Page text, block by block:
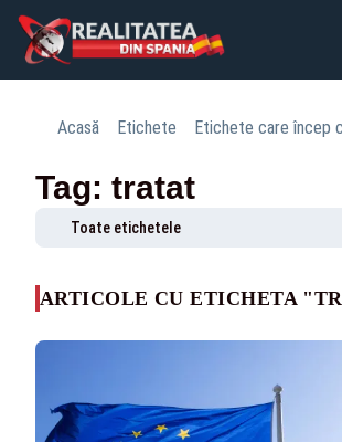
Acasă Etichete Etichete care încep
Tag: tratat
Toate etichetele
ARTICOLE CU ETICHETA